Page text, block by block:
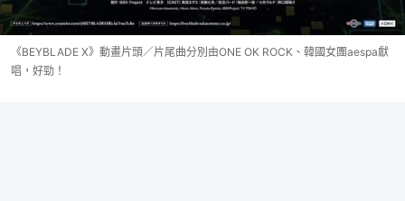
《BEYBLADE X》動畫片頭／片尾曲分別由ONE OK ROCK、韓國女團aespa獻
唱，好勁！